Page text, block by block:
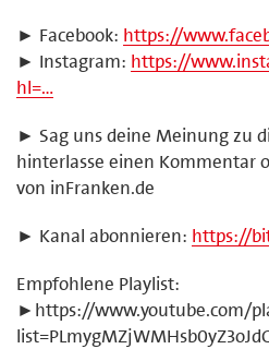
► Facebook: https://
► Instagram: https://
hl=…
► Sag uns deine Meinung zu
hinterlasse einen Kommentar
von inFranken.de
► Kanal abonnieren: https://
Empfohlene Playlist:
►https://www.youtube.com/